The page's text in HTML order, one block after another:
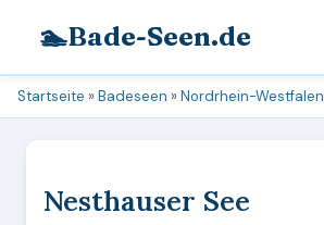
🏊Bade-Seen.de
Startseite »Badeseen »Nordrhein-Westfalen
Nesthauser See